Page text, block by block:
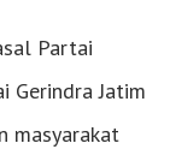
Partai
Gerindra Jatim
masyarakat